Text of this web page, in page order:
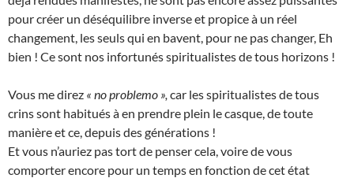
pour créer un déséquilibre inverse et propice à un réel
changement, les seuls qui en bavent, pour ne pas changer, Eh
bien ! Ce sont nos infortunés spiritualistes de tous horizons !
Vous me direz « no problemo », car les spiritualistes de tous
crins sont habitués à en prendre plein le casque, de toute
manière et ce, depuis des générations !
Et vous n’auriez pas tort de penser cela, voire de vous
comporter encore pour un temps en fonction de cet état